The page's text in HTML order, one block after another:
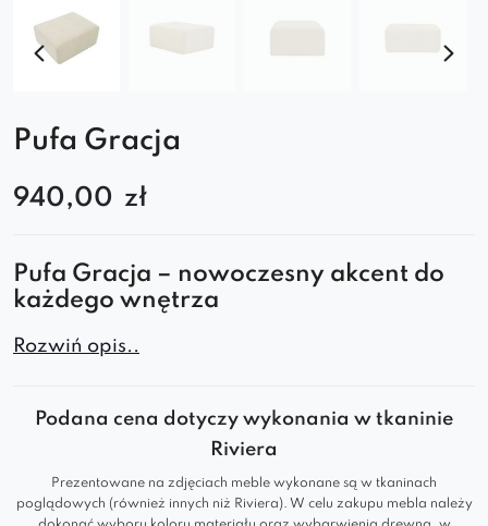
Pufa Gracja
940,00 zł
Pufa Gracja – nowoczesny akcent do
każdego wnętrza
Pufa Gracja to elegancki i wygodny element
salonie, sypialni, gabinecie czy przestrzeni
biurowej. Jej modułowa forma, miękka
że łączy funkcjonalność z designerskim
Rozwiń opis..
Podana cena dotyczy wykonania w tkaninie
Riviera
Prezentowane na zdjęciach meble wykonane są w tkaninach
poglądowych (również innych niż Riviera). W celu zakupu mebla należy